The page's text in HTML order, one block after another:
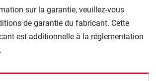
sur la garantie, veuillez-vous
de garantie du fabricant. Cette
est additionnelle à la réglementation